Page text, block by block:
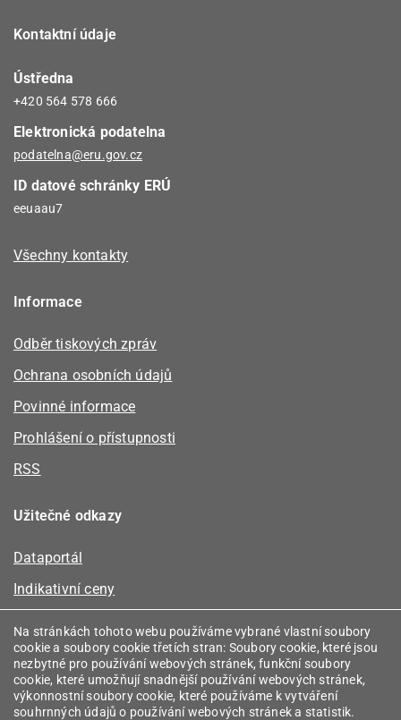
Kontaktní údaje
Ústředna
+420 564 578 666
Elektronická podatelna
podatelna@eru.gov.cz
ID datové schránky ERÚ
eeuaau7
Všechny kontakty
Informace
Odběr tiskových zpráv
Ochrana osobních údajů
Povinné informace
Prohlášení o přístupnosti
RSS
Užitečné odkazy
Dataportál
Indikativní ceny
Registr energetických společenství
Registr zprostředkovatelů
Srovnávače
Na stránkách tohoto webu používáme vybrané vlastní soubory
cookie a soubory cookie třetích stran: Soubory cookie, které jsou
nezbytné pro používání webových stránek, funkční soubory
cookie, které umožňují snadnější používání webových stránek,
výkonnostní soubory cookie, které používáme k vytváření
souhrnných údajů o používání webových stránek a statistik.